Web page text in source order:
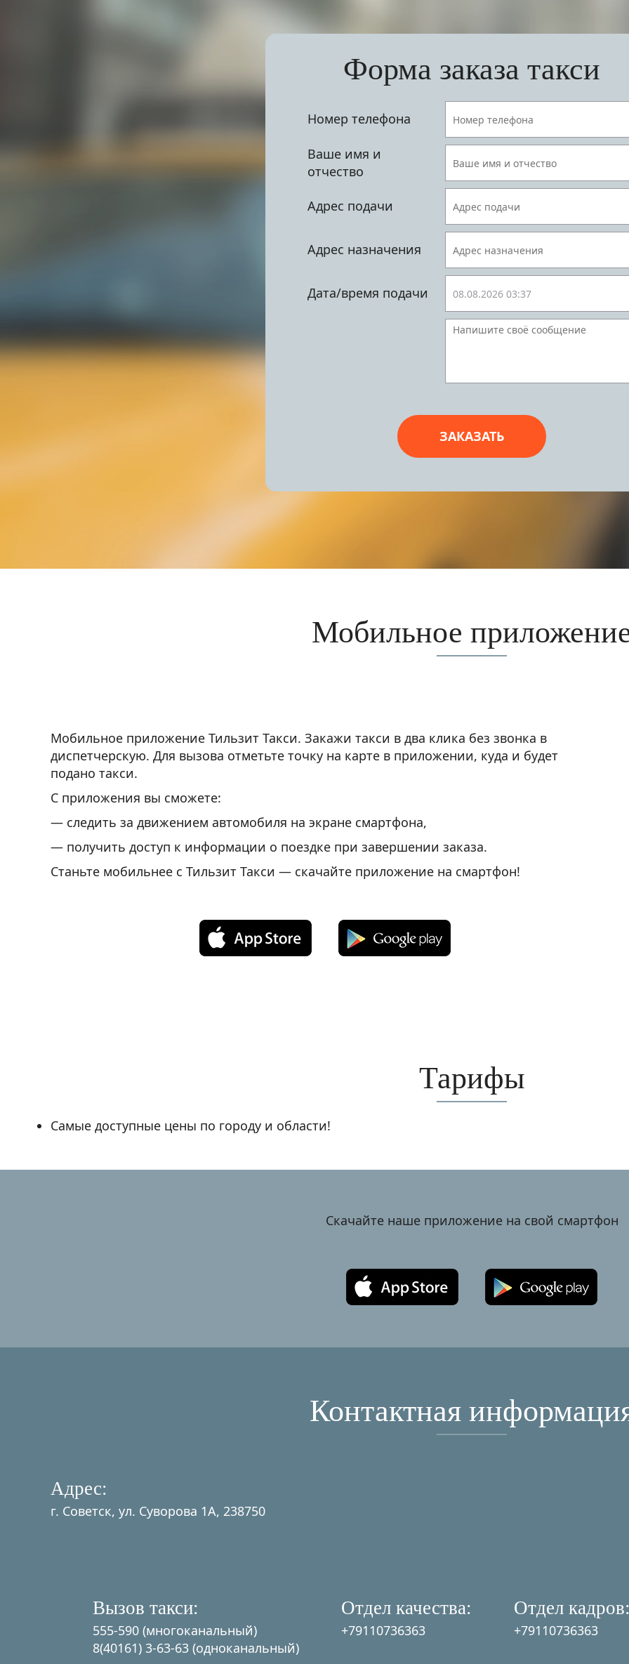
- Экономичность. У нас доступные цены.
- Современный подход. Заказ такси автоматизирован с помощью специального
оснащены навигационной системой, которая прокладывает маршрут. Это позволяет
- Порядочность. Если вы забудете в салоне автомобиля сумку, документы, мобильный
Форма заказа такси
Номер телефона
Ваше имя и
отчество
Адрес подачи
Адрес назначения
Дата/время подачи
ЗАКАЗАТЬ
​Мобильное
Мобильное приложение Тильзит Такси. Закажи такси в два клика без звонка в
диспетчерскую. Для вызова отметьте точку на карте в приложении, куда и будет
подано такси.
С приложения вы сможете:
— следить за движением автомобиля на экране смартфона,
— получить доступ к информации о поездке при завершении заказа.
Станьте мобильнее с Тильзит Такси — скачайте приложение на смартфон!
Тарифы
Самые доступные цены по городу и области!
Скачайте наше приложение на свой смартфон
Контактная
Адрес:
г. Советск, ул. Суворова 1А, 238750
Вызов такси:
555-590 (многоканальный)
8(40161) 3-63-63 (одноканальный)
Отдел качества:
+79110736363
Отдел
+79110736363